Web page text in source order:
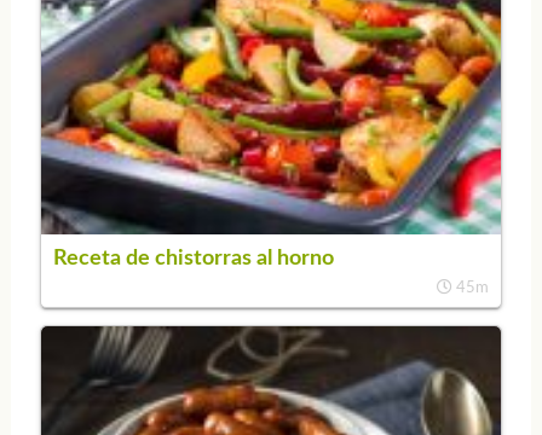
Receta de chistorras al horno
45m